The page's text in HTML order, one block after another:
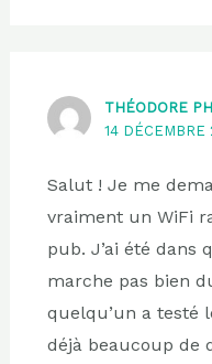
THÉODORE
14
Salut ! Je me
vraiment un WiFi
pub. J’ai été dans
marche pas bien
quelqu’un a testé
déjà beaucoup de